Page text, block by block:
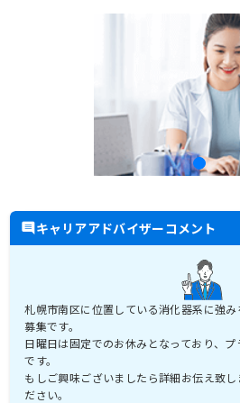
キャリアアドバイザーコメント
札幌市南区に位置している消化器系に強
募集です。
日曜日は固定でのお休みとなっており、
です。
もしご興味ございましたら詳細お伝え致
ださい。